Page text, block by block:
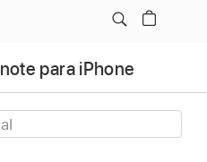
para iPhone